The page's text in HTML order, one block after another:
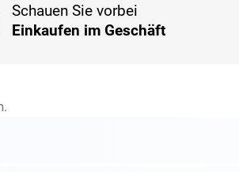
Schauen Sie vorbei
Einkaufen im Geschäft